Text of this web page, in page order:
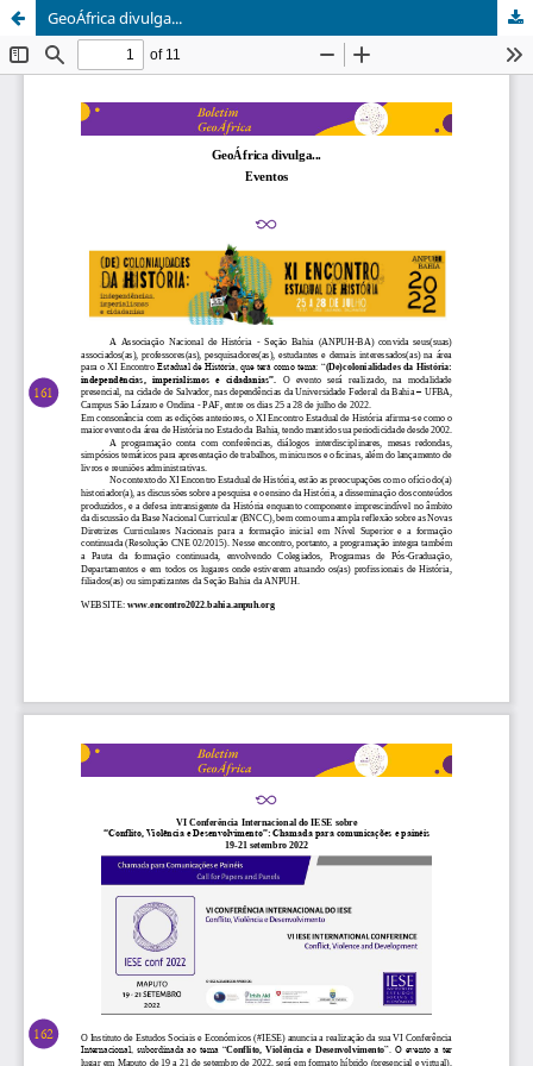
GeoÁfrica divulga...